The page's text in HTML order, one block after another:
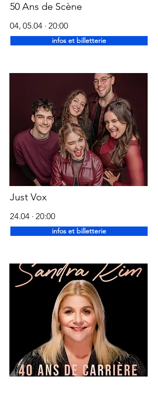
50 Ans de Scène
04, 05.04 · 20:00
infos et billetterie
Just Vox
24.04 · 20:00
infos et billetterie